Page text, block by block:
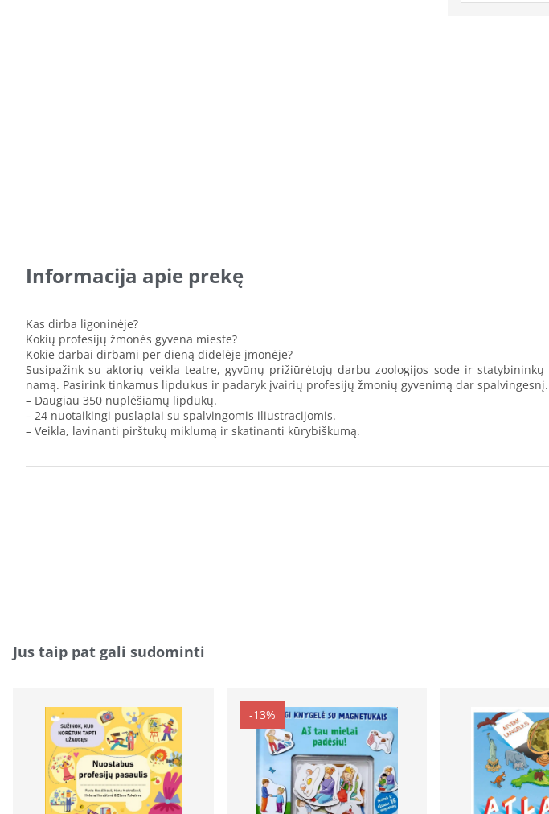
Informacija apie prekę
Kas dirba ligoninėje?
Kokių profesijų žmonės gyvena mieste?
Kokie darbai dirbami per dieną didelėje įmonėje?
Susipažink su aktorių veikla teatre, gyvūnų prižiūrėtojų darbu zoologijos sode ir
namą. Pasirink tinkamus lipdukus ir padaryk įvairių profesijų žmonių gyvenimą dar spalvingesnį.
– Daugiau 350 nuplėšiamų lipdukų.
– 24 nuotaikingi puslapiai su spalvingomis iliustracijomis.
– Veikla, lavinanti pirštukų miklumą ir skatinanti kūrybiškumą.
Jus taip pat gali sudominti
-13%